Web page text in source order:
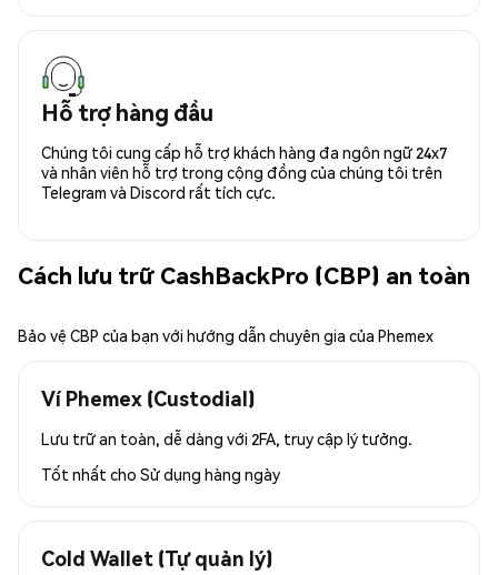
Hỗ trợ hàng đầu
Chúng tôi cung cấp hỗ trợ khách hàng đa ngôn ngữ 24x7
và nhân viên hỗ trợ trong cộng đồng của chúng tôi trên
Telegram và Discord rất tích cực.
Cách lưu trữ CashBackPro (CBP) an toàn
Bảo vệ CBP của bạn với hướng dẫn chuyên gia của Phemex
Ví Phemex (Custodial)
Lưu trữ an toàn, dễ dàng với 2FA, truy cập lý tưởng.
Tốt nhất cho Sử dụng hàng ngày
Cold Wallet (Tự quản lý)